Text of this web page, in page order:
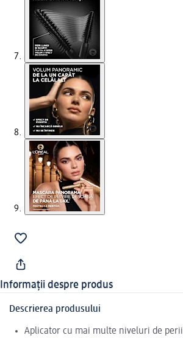
Informații despre produs
Descrierea produsului
Aplicator cu mai multe niveluri de perii